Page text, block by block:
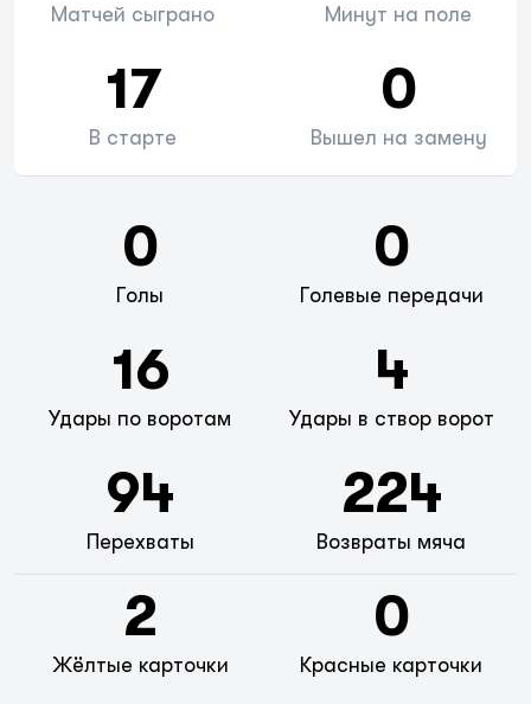
Матчей сыграно Минут на поле
17
В старте
0
Вышел на замену
0
Голы
0
Голевые передачи
16
Удары по воротам
4
Удары в створ ворот
94
Перехваты
224
Возвраты мяча
2
Жёлтые карточки
0
Красные карточки